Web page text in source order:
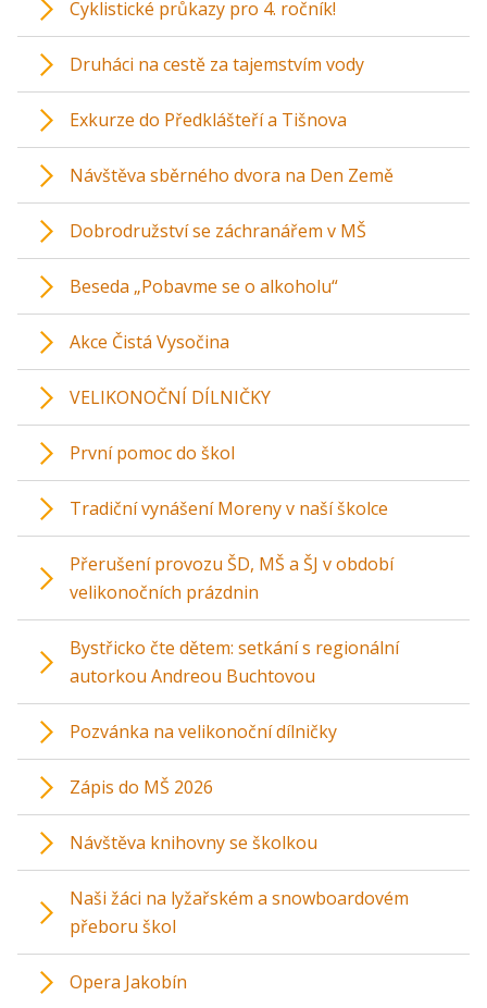
Cyklistické průkazy pro 4. ročník!
Druháci na cestě za tajemstvím vody
Exkurze do Předklášteří a Tišnova
Návštěva sběrného dvora na Den Země
Dobrodružství se záchranářem v MŠ
Beseda „Pobavme se o alkoholu“
Akce Čistá Vysočina
VELIKONOČNÍ DÍLNIČKY
První pomoc do škol
Tradiční vynášení Moreny v naší školce
Přerušení provozu ŠD, MŠ a ŠJ v období
velikonočních prázdnin
Bystřicko čte dětem: setkání s regionální
autorkou Andreou Buchtovou
Pozvánka na velikonoční dílničky
Zápis do MŠ 2026
Návštěva knihovny se školkou
Naši žáci na lyžařském a snowboardovém
přeboru škol
Opera Jakobín